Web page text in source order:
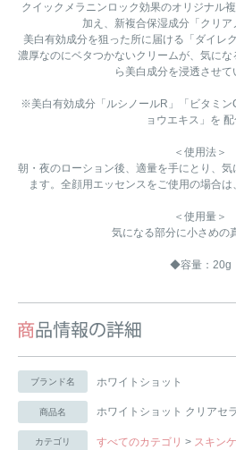
クイックメラニンロック効果のオリジナル
加え、新複合保湿成分「クリア
美白有効成分を狙った所に届ける「ダイレ
濃厚なのにベタつかないクリームが、気に
ら美白成分を浸透させて
※美白有効成分「ルシノールR」「ビタミン
ョウエキス」を 配
＜使用法＞
朝・夜のローション後、適量を手にとり、
ます。全顔用エッセンスをご使用の場合は
＜使用量＞
気になる部分に小さめの
◆容量：20g
ブランド名 ホワイトショット
商品名 ホワイトショット クリアセ
カテゴリ すべてのカテゴリ > スキン